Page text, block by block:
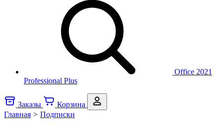
Office 2021
Professional Plus
Заказы
Корзина
Главная > Подписки